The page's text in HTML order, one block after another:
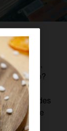
un minuto?
. Y puedes
un par de